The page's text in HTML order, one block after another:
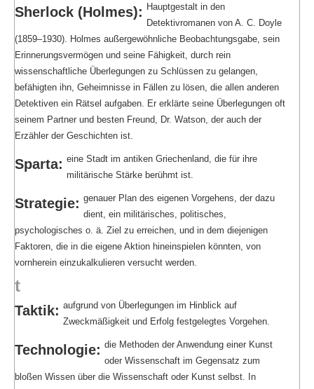
Sherlock (Holmes): Hauptgestalt in den
Detektivromanen von A. C. Doyle
(1859–1930). Holmes außergewöhnliche Beobachtungsgabe, sein
Erinnerungsvermögen und seine Fähigkeit, durch rein
wissenschaftliche Überlegungen zu Schlüssen zu gelangen,
befähigten ihn, Geheimnisse in Fällen zu lösen, die allen anderen
Detektiven ein Rätsel aufgaben. Er erklärte seine Überlegungen oft
seinem Partner und besten Freund, Dr. Watson, der auch der
Erzähler der Geschichten ist.
Sparta: eine Stadt im antiken Griechenland, die für ihre
militärische Stärke berühmt ist.
Strategie: genauer Plan des eigenen Vorgehens, der dazu
dient, ein militärisches, politisches,
psychologisches o. ä. Ziel zu erreichen, und in dem diejenigen
Faktoren, die in die eigene Aktion hineinspielen könnten, von
vornherein einzukalkulieren versucht werden.
t
Taktik: aufgrund von Überlegungen im Hinblick auf
Zweckmäßigkeit und Erfolg festgelegtes Vorgehen.
Technologie: die Methoden der Anwendung einer Kunst
oder Wissenschaft im Gegensatz zum
bloßen Wissen über die Wissenschaft oder Kunst selbst. In